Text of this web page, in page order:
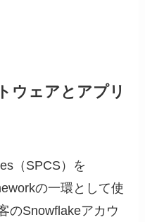
ウェアとアプリ
（SPCS）を
の一環として使
のSnowflakeアカウ